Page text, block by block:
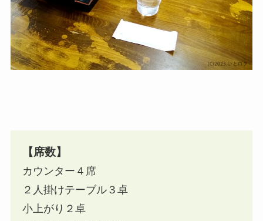
【席数】
カウンター４席
２人掛けテーブル３卓
小上がり２卓